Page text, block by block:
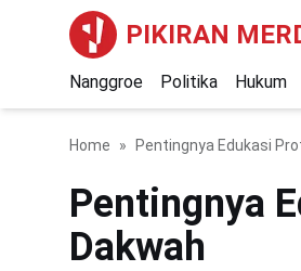
PIKIRAN
Nanggroe Politika Hukum
Home Pentingnya Edukasi
Pentingnya
Dakwah